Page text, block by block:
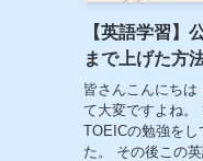
【英語学習】
まで上げた方
皆さんこんにちは
て大変ですよね。
TOEICの勉強をし
た。 その後この